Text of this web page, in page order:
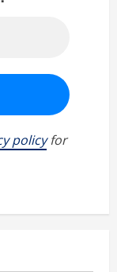
policyfor